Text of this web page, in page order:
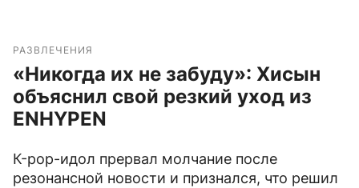
РАЗВЛЕЧЕНИЯ
«Никогда их не забуду»: Хисын
объяснил свой резкий уход из
ENHYPEN
К-pop-идол прервал молчание после
резонансной новости и признался, что решил